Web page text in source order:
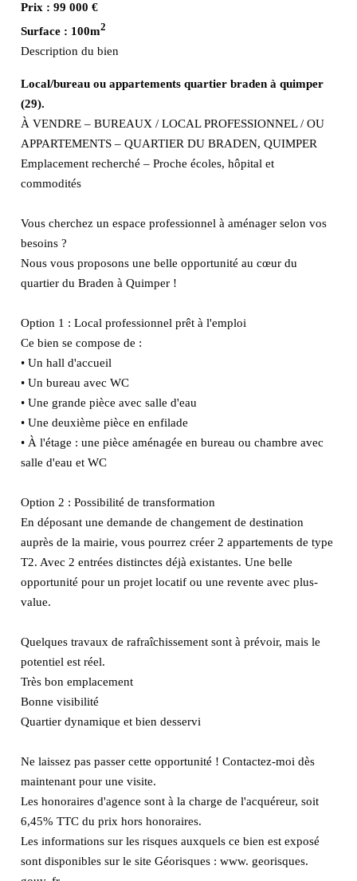
Prix : 99 000 €
Surface : 100m2
Description du bien
Local/bureau ou appartements quartier braden à quimper
(29).
À VENDRE – BUREAUX / LOCAL PROFESSIONNEL / OU
APPARTEMENTS – QUARTIER DU BRADEN, QUIMPER
Emplacement recherché – Proche écoles, hôpital et
commodités
Vous cherchez un espace professionnel à aménager selon vos
besoins ?
Nous vous proposons une belle opportunité au cœur du
quartier du Braden à Quimper !
Option 1 : Local professionnel prêt à l'emploi
Ce bien se compose de :
• Un hall d'accueil
• Un bureau avec WC
• Une grande pièce avec salle d'eau
• Une deuxième pièce en enfilade
• À l'étage : une pièce aménagée en bureau ou chambre avec
salle d'eau et WC
Option 2 : Possibilité de transformation
En déposant une demande de changement de destination
auprès de la mairie, vous pourrez créer 2 appartements de type
T2. Avec 2 entrées distinctes déjà existantes. Une belle
opportunité pour un projet locatif ou une revente avec plus-
value.
Quelques travaux de rafraîchissement sont à prévoir, mais le
potentiel est réel.
Très bon emplacement
Bonne visibilité
Quartier dynamique et bien desservi
Ne laissez pas passer cette opportunité ! Contactez-moi dès
maintenant pour une visite.
Les honoraires d'agence sont à la charge de l'acquéreur, soit
6,45% TTC du prix hors honoraires.
Les informations sur les risques auxquels ce bien est exposé
sont disponibles sur le site Géorisques : www. georisques.